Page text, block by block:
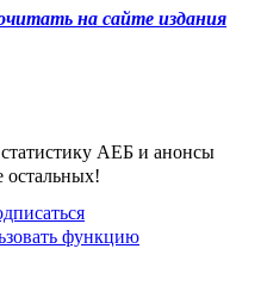
на сайте издания
АЕБ и анонсы
остальных!